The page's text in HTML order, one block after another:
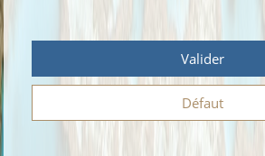
Valider
Défaut